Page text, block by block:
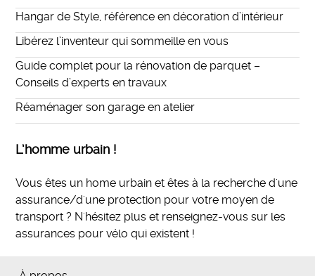
Hangar de Style, référence en décoration d’intérieur
Libérez l’inventeur qui sommeille en vous
Guide complet pour la rénovation de parquet –
Conseils d’experts en travaux
Réaménager son garage en atelier
L’homme urbain !
Vous êtes un home urbain et êtes à la recherche d'une
assurance/d'une protection pour votre moyen de
transport ? N'hésitez plus et renseignez-vous sur les
assurances pour vélo qui existent !